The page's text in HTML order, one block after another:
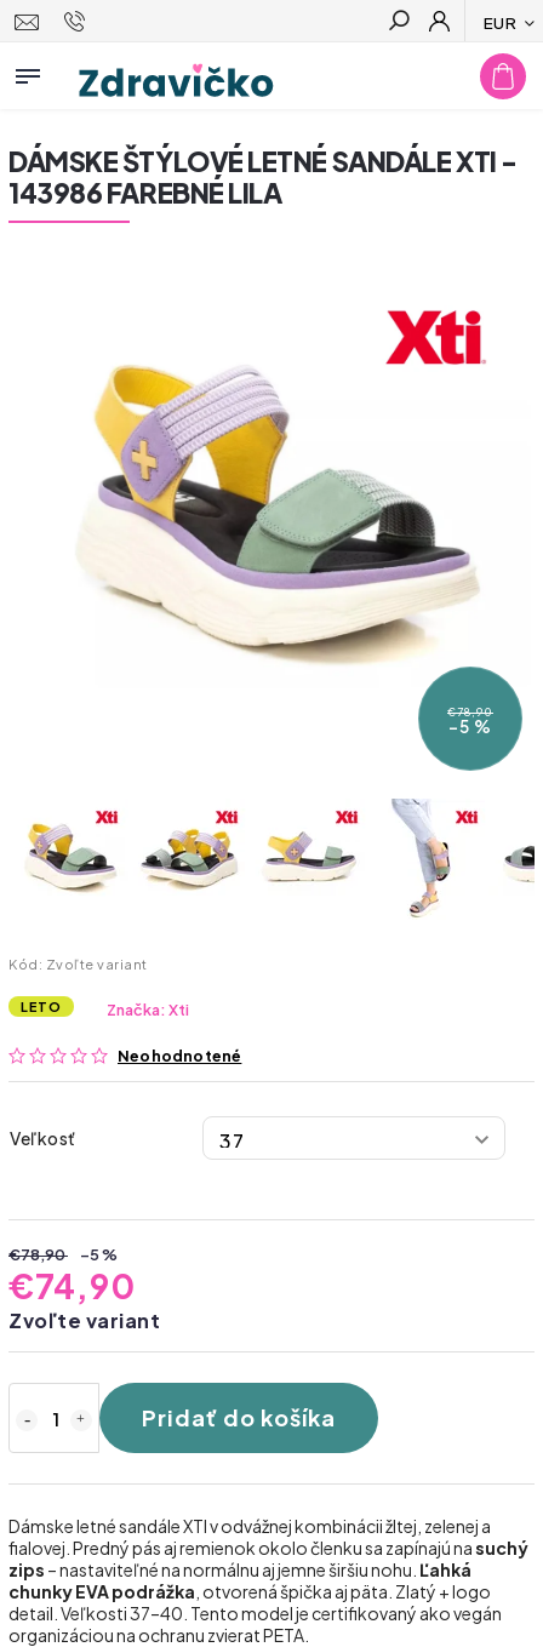
EUR
Hľadať
DÁMSKE ŠTÝLOVÉ LETNÉ SANDÁLE XTI -
143986 FAREBNÉ LILA
€78,90
–5 %
Kód: Zvoľte variant
LETO
Neohodnotené
Značka:Xti
Veľkosť
€78,90 –5 %
€74,90
Zvoľte variant
Pridať do košíka
Dámske letné sandále XTI v odvážnej kombinácii žltej, zelenej a
fialovej. Predný pás aj remienok okolo členku sa zapínajú nasuchý
zips – nastaviteľné na normálnu aj jemne širšiu nohu. Ľahká
chunky EVA podrážka , otvorená špička aj päta. Zlatý + logo
detail. Veľkosti 37–40. Tento model je certifikovaný ako vegán
organizáciou na ochranu zvierat PETA.